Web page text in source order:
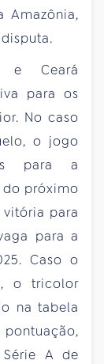
Amazônia,
e Ceará
para os
No caso
o jogo
para a
do próximo
para
para a
Caso o
o tricolor
na tabela
A de